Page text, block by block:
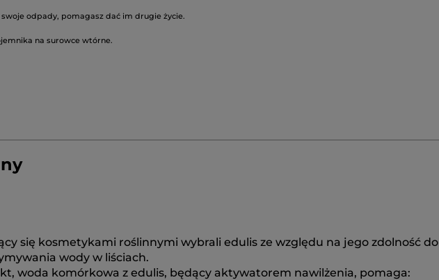
odpady, pomagasz dać im drugie życie.
na surowce wtórne.
się kosmetykami roślinnymi wybrali edulis ze względu na jego zdolność do
wody w liściach.
woda komórkowa z edulis, będący aktywatorem nawilżenia, pomaga: